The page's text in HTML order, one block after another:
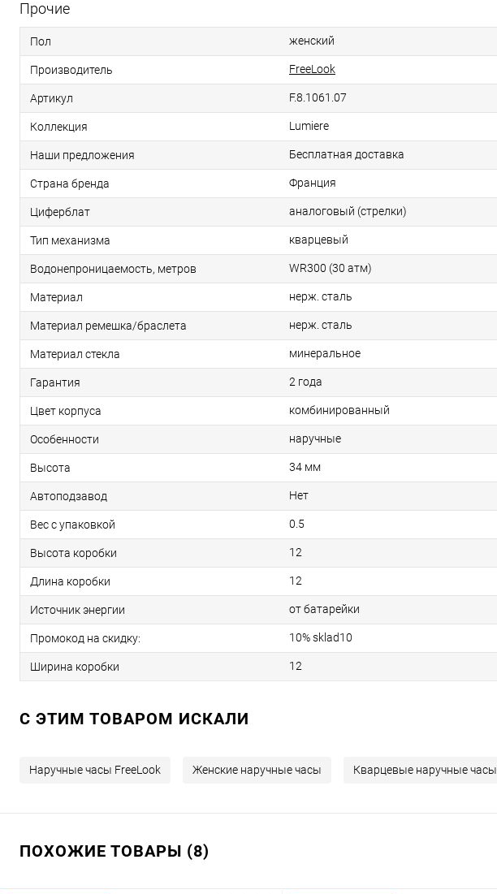
Прочие
Пол женский
Производитель FreeLook
Артикул F.8.1061.07
Коллекция Lumiere
Наши предложения Бесплатная доставка
Страна бренда Франция
Циферблат аналоговый (стрелки)
Тип механизма кварцевый
Водонепроницаемость, метров WR300 (30 атм)
Материал нерж. сталь
Материал ремешка/браслета нерж. сталь
Материал стекла минеральное
Гарантия 2 года
Цвет корпуса комбинированный
Особенности наручные
Высота 34 мм
Автоподзавод Нет
Вес с упаковкой 0.5
Высота коробки 12
Длина коробки 12
Источник энергии от батарейки
Промокод на скидку: 10% sklad10
Ширина коробки 12
C ЭТИМ ТОВАРОМ ИСКАЛИ
Наручные часы FreeLook Женские наручные часы Кварцевые наручные часы
ПОХОЖИЕ ТОВАРЫ (8)